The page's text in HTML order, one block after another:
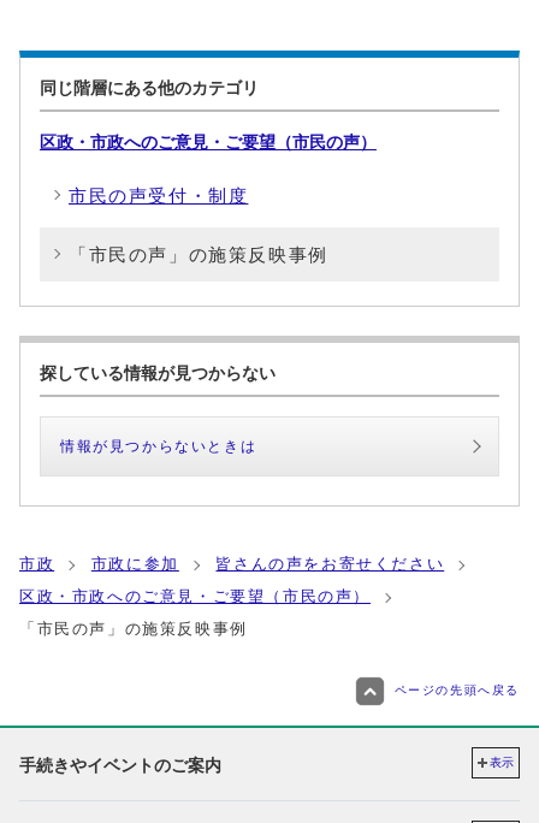
同じ階層にある他のカテゴリ
区政・市政へのご意見・ご要望（市民の声）
市民の声受付・制度
「市民の声」の施策反映事例
探している情報が見つからない
情報が見つからないときは
市政 市政に参加
皆さんの声をお寄せください
区政・市政へのご意見・ご要望（市民の声）
「市民の声」の施策反映事例
ページの先頭へ戻る
手続きやイベントのご案内 表示